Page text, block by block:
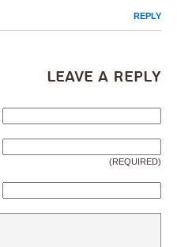
REPLY
Leave a Reply
(REQUIRED)